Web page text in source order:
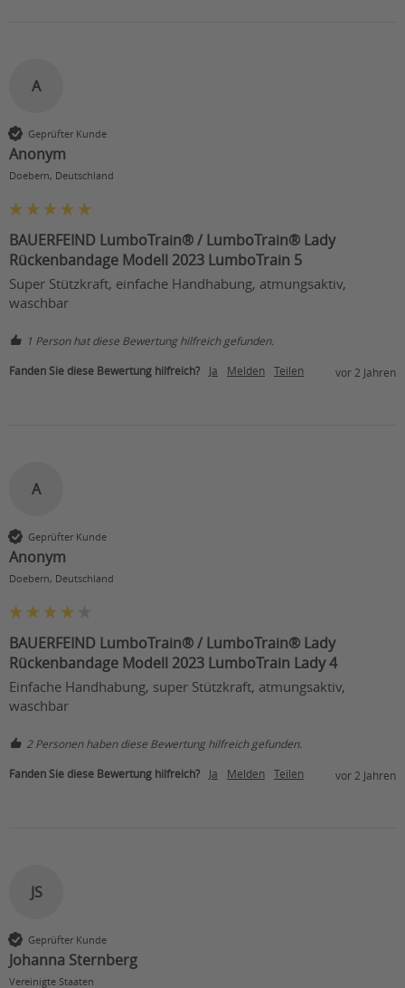
A
Geprüfter Kunde
Anonym
Doebern, Deutschland
BAUERFEIND LumboTrain® / LumboTrain® Lady
Rückenbandage Modell 2023 LumboTrain 5
Super Stützkraft, einfache Handhabung, atmungsaktiv,
waschbar
1 Person hat diese Bewertung hilfreich gefunden.
Fanden Sie diese Bewertung hilfreich? Ja Melden Teilen vor 2 Jahren
A
Geprüfter Kunde
Anonym
Doebern, Deutschland
BAUERFEIND LumboTrain® / LumboTrain® Lady
Rückenbandage Modell 2023 LumboTrain Lady 4
Einfache Handhabung, super Stützkraft, atmungsaktiv,
waschbar
2 Personen haben diese Bewertung hilfreich gefunden.
Fanden Sie diese Bewertung hilfreich? Ja Melden Teilen vor 2 Jahren
JS
Geprüfter Kunde
Johanna Sternberg
Vereinigte Staaten